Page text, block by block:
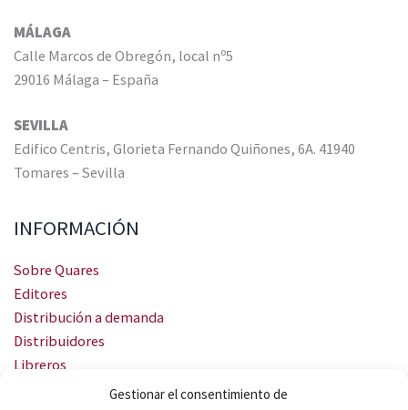
Gestionar el consentimiento de
MÁLAGA
Calle Marcos de Obregón, local nº5
29016 Málaga – España
SEVILLA
Edifico Centris, Glorieta Fernando Quiñones, 6A. 41940
Tomares – Sevilla
INFORMACIÓN
Sobre Quares
Editores
Distribución a demanda
Distribuidores
Libreros
Servicio Landingweb